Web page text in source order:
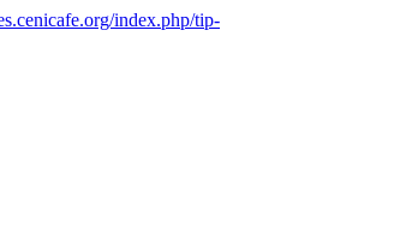
index.php/tip-